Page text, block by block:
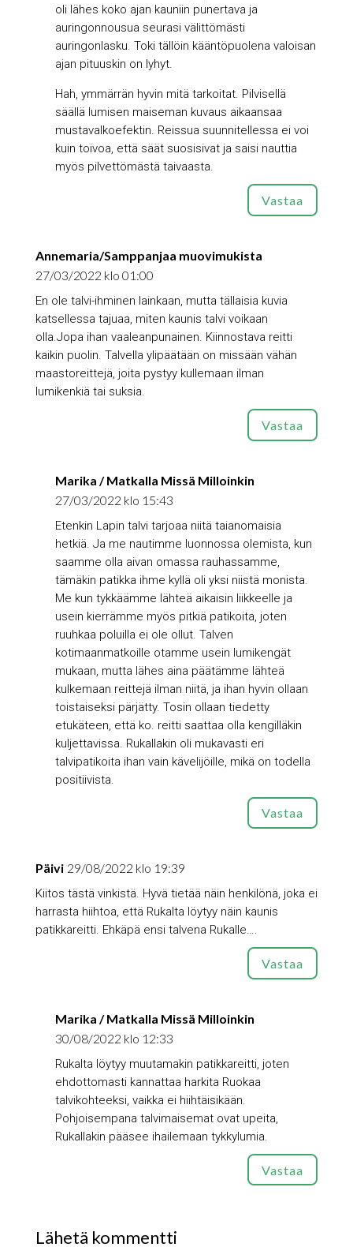
oli lähes koko ajan kauniin punertava ja
auringonnousua seurasi välittömästi
auringonlasku. Toki tällöin kääntöpuolena valoisan
ajan pituuskin on lyhyt.
Hah, ymmärrän hyvin mitä tarkoitat. Pilvisellä
säällä lumisen maiseman kuvaus aikaansaa
mustavalkoefektin. Reissua suunnitellessa ei voi
kuin toivoa, että säät suosisivat ja saisi nauttia
myös pilvettömästä taivaasta.
Vastaa
Annemaria/Samppanjaa muovimukista
27/03/2022 klo 01:00
En ole talvi-ihminen lainkaan, mutta tällaisia kuvia
katsellessa tajuaa, miten kaunis talvi voikaan
olla.Jopa ihan vaaleanpunainen. Kiinnostava reitti
kaikin puolin. Talvella ylipäätään on missään vähän
maastoreittejä, joita pystyy kullemaan ilman
lumikenkiä tai suksia.
Vastaa
Marika / Matkalla Missä Milloinkin
27/03/2022 klo 15:43
Etenkin Lapin talvi tarjoaa niitä taianomaisia
hetkiä. Ja me nautimme luonnossa olemista, kun
saamme olla aivan omassa rauhassamme,
tämäkin patikka ihme kyllä oli yksi niistä monista.
Me kun tykkäämme lähteä aikaisin liikkeelle ja
usein kierrämme myös pitkiä patikoita, joten
ruuhkaa poluilla ei ole ollut. Talven
kotimaanmatkoille otamme usein lumikengät
mukaan, mutta lähes aina päätämme lähteä
kulkemaan reittejä ilman niitä, ja ihan hyvin ollaan
toistaiseksi pärjätty. Tosin ollaan tiedetty
etukäteen, että ko. reitti saattaa olla kengilläkin
kuljettavissa. Rukallakin oli mukavasti eri
talvipatikoita ihan vain kävelijöille, mikä on todella
positiivista.
Vastaa
Päivi 29/08/2022 klo 19:39
Kiitos tästä vinkistä. Hyvä tietää näin henkilönä, joka ei
harrasta hiihtoa, että Rukalta löytyy näin kaunis
patikkareitti. Ehkäpä ensi talvena Rukalle….
Vastaa
Marika / Matkalla Missä Milloinkin
30/08/2022 klo 12:33
Rukalta löytyy muutamakin patikkareitti, joten
ehdottomasti kannattaa harkita Ruokaa
talvikohteeksi, vaikka ei hiihtäisikään.
Pohjoisempana talvimaisemat ovat upeita,
Rukallakin pääsee ihailemaan tykkylumia.
Vastaa
Lähetä kommentti